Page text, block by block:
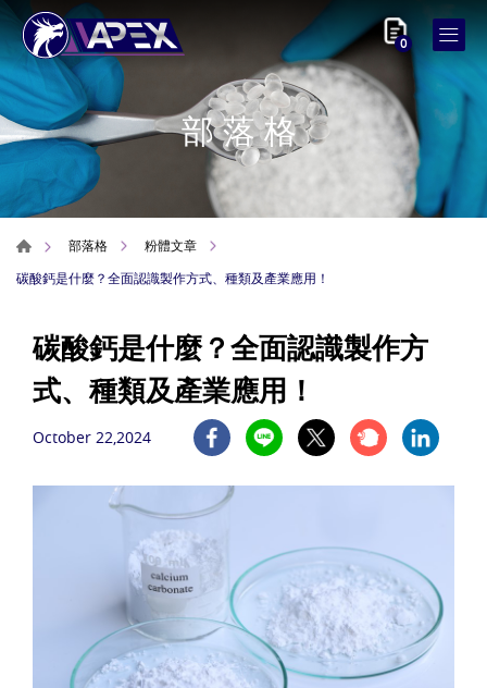
0
部落格
部落格
粉體文章
碳酸鈣是什麼？全面認識製作方式、種類及產業應用！
碳酸鈣是什麼？全面認識製作方
式、種類及產業應用！
October 22,2024